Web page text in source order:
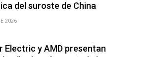
del suroste de China
2026
Electric y AMD presentan